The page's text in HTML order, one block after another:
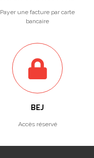
Payer une facture par carte
bancaire
BEJ
Accès réservé